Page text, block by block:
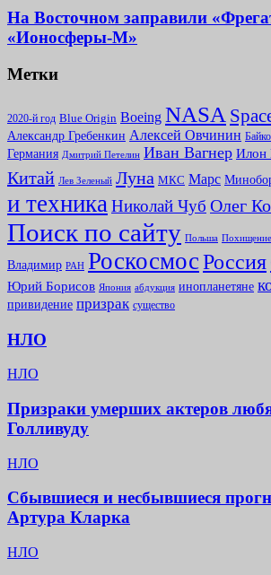
На Восточном заправили
«Ионосферы-М»
Метки
2020-й год Blue Origin Boeing NASA
Александр Гребенкин Алексей Овчинин
Германия Дмитрий Петелин Иван Вагнер Илон
Китай Лев Зеленый Луна МКС Марс
и техника Николай Чуб Олег
Поиск по сайту Польша Похищение
Владимир РАН РоскосмосРоссия
Юрий Борисов Япония абдукция инопланетяне
привидение призрак существо
НЛО
НЛО
Призраки умерших актеров
Голливуду
НЛО
Сбывшиеся и несбывшиеся
Артура Кларка
НЛО